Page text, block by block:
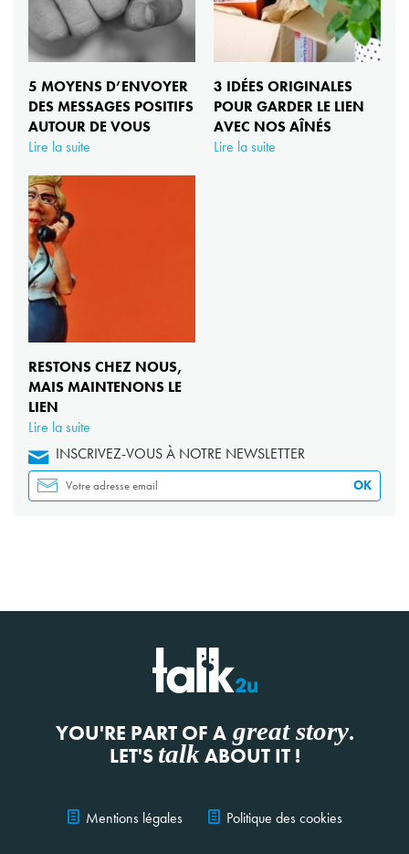
5 MOYENS D’ENVOYER
DES MESSAGES POSITIFS
AUTOUR DE VOUS
Lire la suite
3 IDÉES ORIGINALES
POUR GARDER LE LIEN
AVEC NOS AÎNÉS
Lire la suite
RESTONS CHEZ NOUS,
MAIS MAINTENONS LE
LIEN
Lire la suite
INSCRIVEZ-VOUS À NOTRE NEWSLETTER
OK
YOU'RE PART OF Agreat story.
LET'S talkABOUT IT !
Mentions légales Politique des cookies